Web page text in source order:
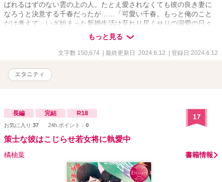
ばれるはずのない雲の上の人。たとえ愛されなくても彼の良き妻に
なろうと決意する千春だったが……「可愛い千春。もっと俺のこと
だけ考えて」いざ始まった新婚生活は至れり尽くせりの溺愛の日々
で!? 拗らせ両片思い夫婦の、じれじれすれ違いラブ！
もっと見る
文字数 150,674 | 最終更新日 2024.6.12 | 登録日 2024.6.12
エタニティ
長編 完結 R18
お気に入り:37 24h.ポイント： 0
17
策士な彼はこじらせ若女将に執愛中
橘柚葉 書籍情報